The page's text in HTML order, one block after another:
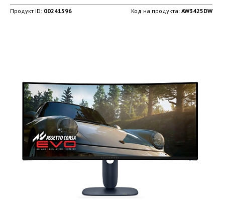
Продукт ID: 00241596 Код на продукта:AW3425DW